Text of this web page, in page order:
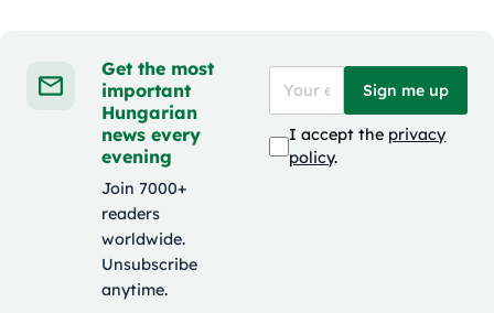
Get the most
important
Hungarian
news every
evening
Join 7000+
readers
worldwide.
Unsubscribe
anytime.
Sign me up
I accept the privacy
policy.